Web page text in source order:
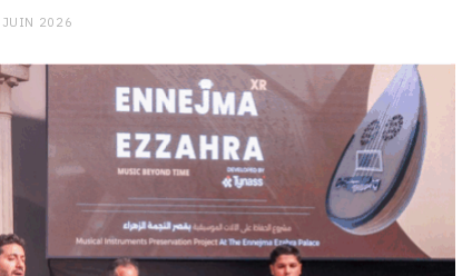
2026
CHARGE MENTALE
Stress après le travail :
comment relâcher la pression